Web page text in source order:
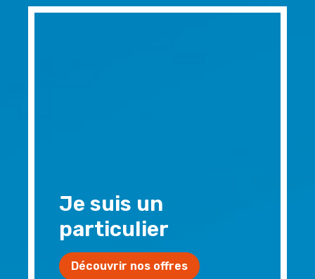
Je suis un
particulier
Découvrir nos offres